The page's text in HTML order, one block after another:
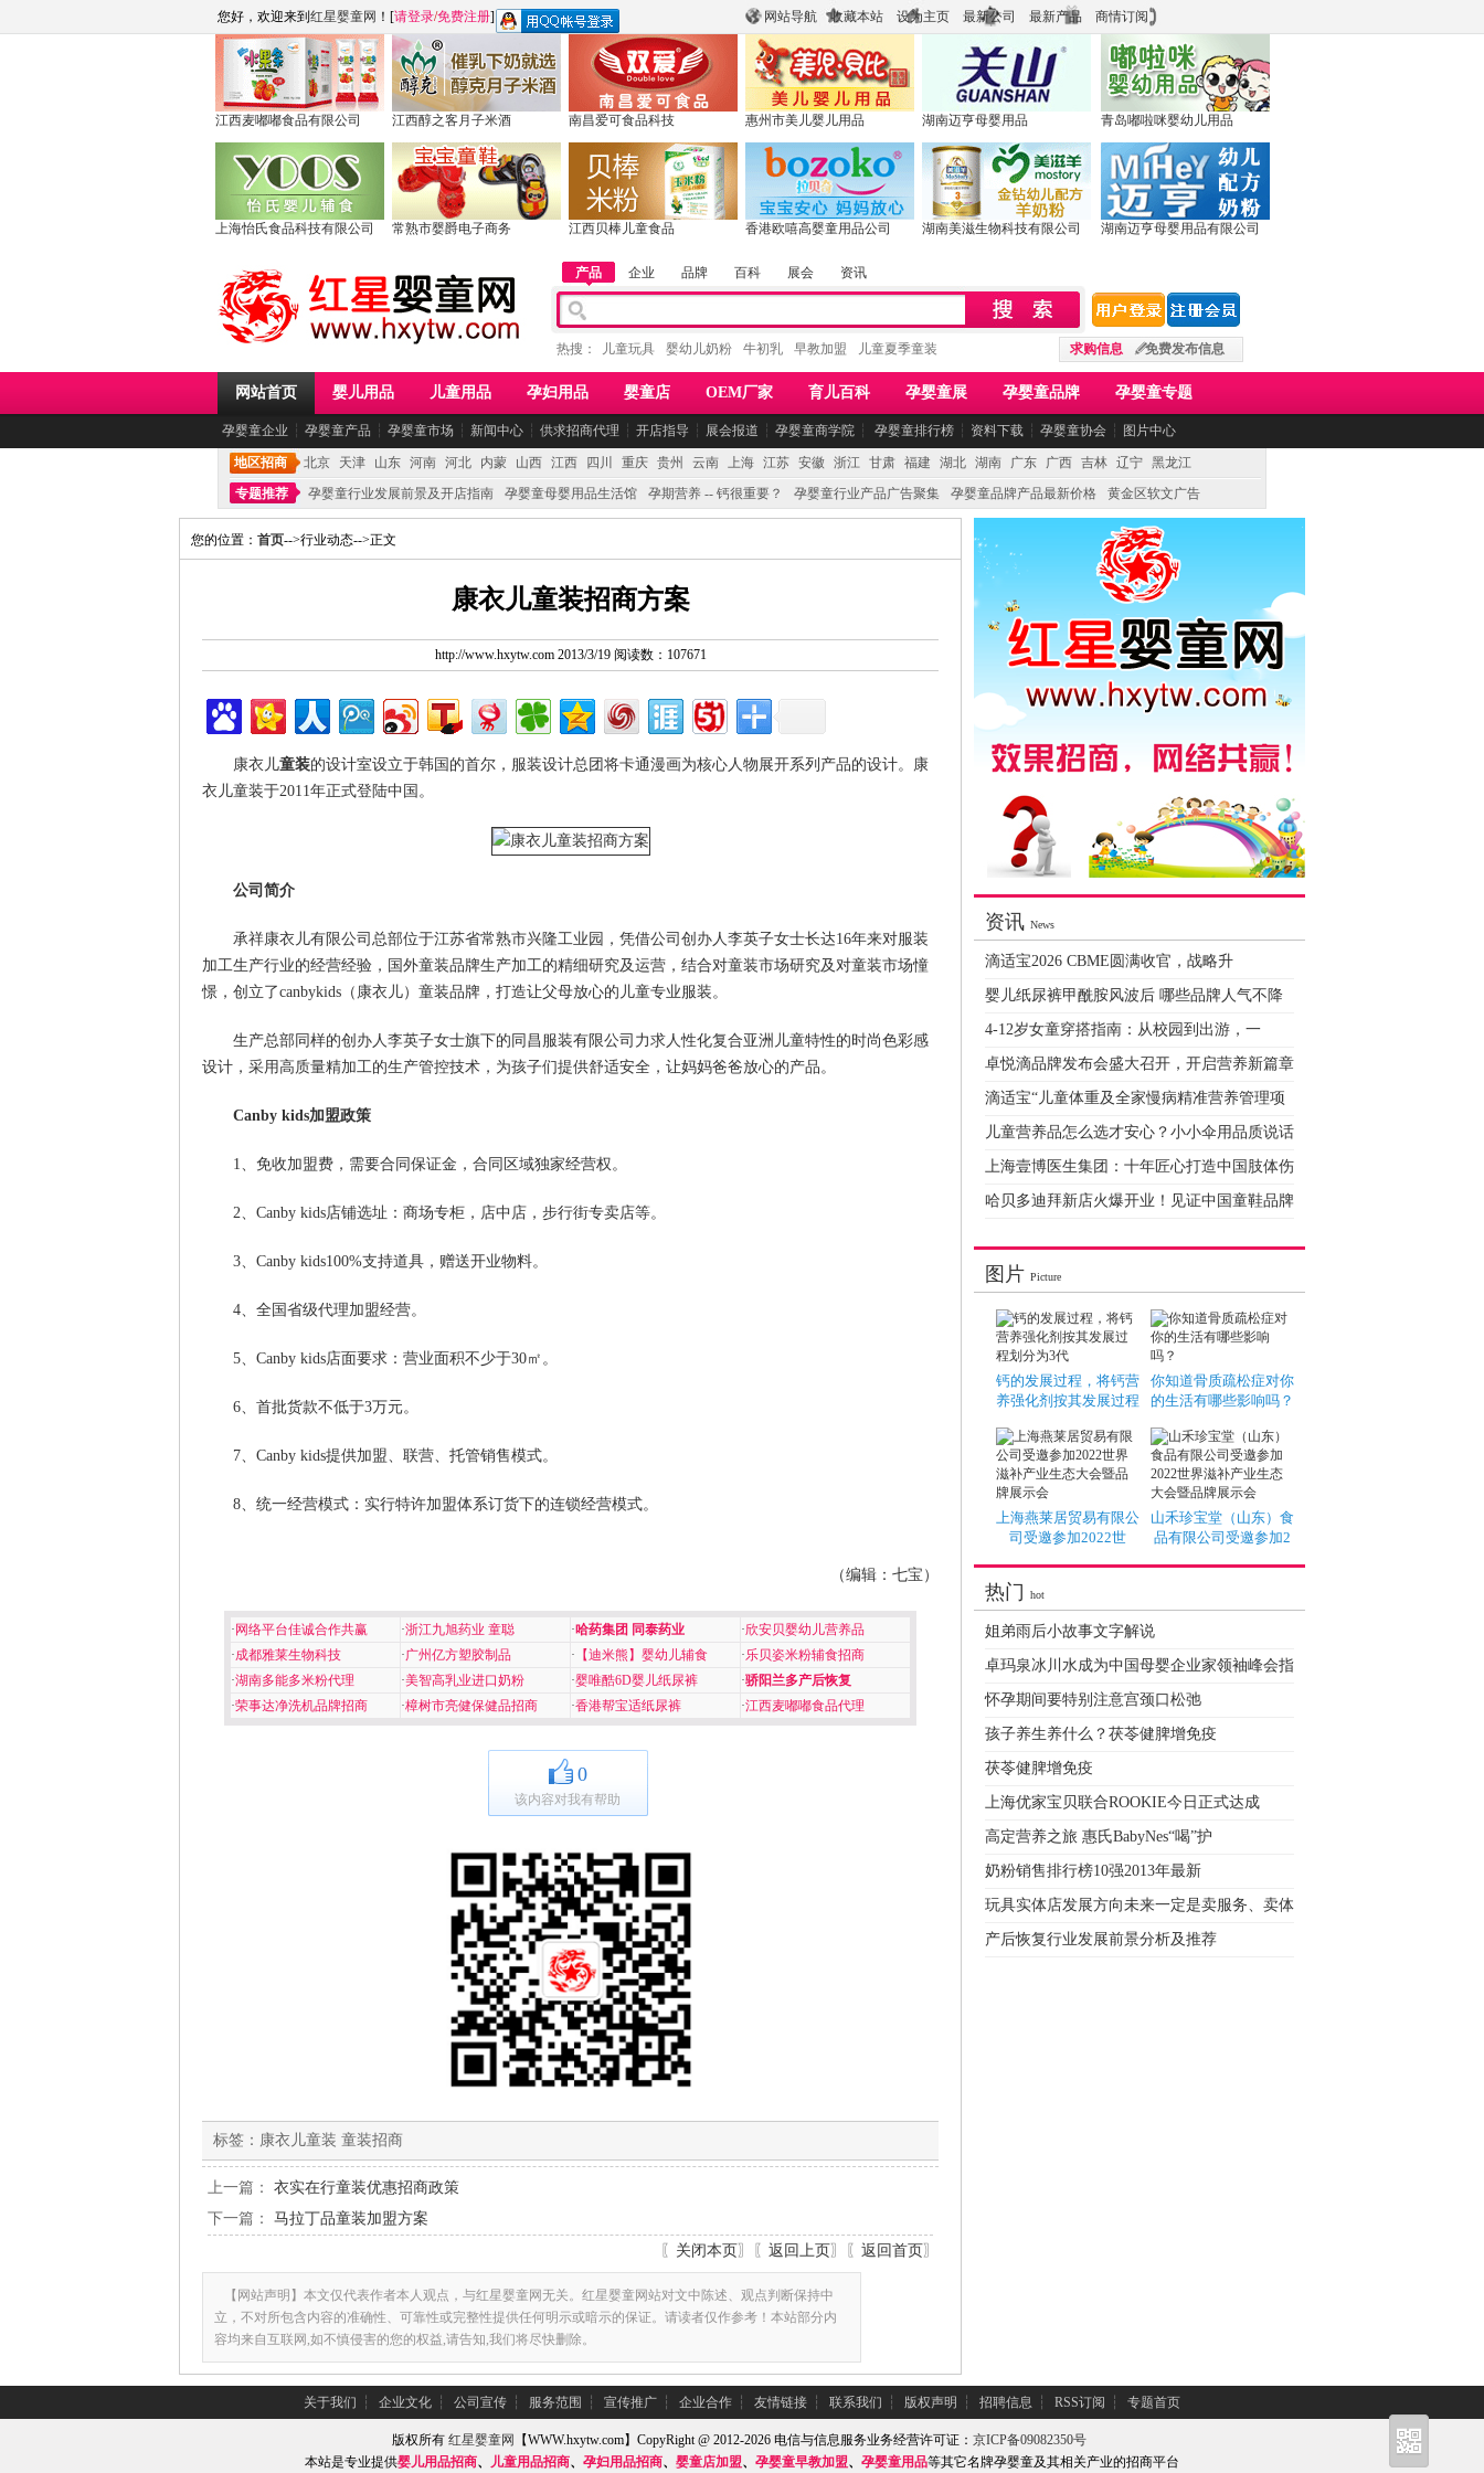
网站导航 收藏本站 设为主页 最新公司 最新产品 商情订阅
您好，欢迎来到 红星婴童网 ！[请登录/免费注册]
江西麦嘟嘟食品有限公司 江西醇之客月子米酒 南昌爱可食品科技 惠州市美儿婴儿用品 湖南迈亨母婴用品 青岛嘟啦咪婴幼儿用品
上海怡氏食品科技有限公司 常熟市婴爵电子商务 江西贝棒儿童食品 香港欧嘻高婴童用品公司 湖南美滋生物科技有限公司 湖南迈亨母婴用品有限公司
产品 企业 品牌 百科 展会 资讯
求购信息 免费发布信息
热搜： 儿童玩具 婴幼儿奶粉 牛初乳 早教加盟 儿童夏季童装
网站首页 婴儿用品 儿童用品 孕妇用品 婴童店 OEM厂家 育儿百科 孕婴童展 孕婴童品牌 孕婴童专题
孕婴童企业 ┆ 孕婴童产品 ┆ 孕婴童市场 ┆ 新闻中心 ┆ 供求招商代理 ┆ 开店指导 ┆ 展会报道 ┆ 孕婴童商学院 ┆ 孕婴童排行榜 ┆ 资料下载 ┆ 孕婴童协会 ┆ 图片中心
地区招商 北京 天津 山东 河南 河北 内蒙 山西 江西 四川 重庆 贵州 云南 上海 江苏 安徽 浙江 甘肃 福建 湖北 湖南 广东 广西 吉林 辽宁 黑龙江
专题推荐
孕婴童行业发展前景及开店指南 孕婴童母婴用品生活馆 孕期营养 -- 钙很重要？ 孕婴童行业产品广告聚集 孕婴童品牌产品最新价格 黄金区软文广告
您的位置： 首页-->行业动态-->正文
康衣儿童装招商方案
http://www.hxytw.com 2013/3/19 阅读数：107671
康衣儿童装的设计室设立于韩国的首尔，服装设计总团将卡通漫画为核心人物展开系列产品的设计。康
衣儿童装于2011年正式登陆中国。
公司简介
承祥康衣儿有限公司总部位于江苏省常熟市兴隆工业园，凭借公司创办人李英子女士长达16年来对服装
加工生产行业的经营经验，国外童装品牌生产加工的精细研究及运营，结合对童装市场研究及对童装市场憧
憬，创立了canbykids（康衣儿）童装品牌，打造让父母放心的儿童专业服装。
生产总部同样的创办人李英子女士旗下的同昌服装有限公司力求人性化复合亚洲儿童特性的时尚色彩感
设计，采用高质量精加工的生产管控技术，为孩子们提供舒适安全，让妈妈爸爸放心的产品。
Canby kids加盟政策
1、免收加盟费，需要合同保证金，合同区域独家经营权。
2、Canby kids店铺选址：商场专柜，店中店，步行街专卖店等。
3、Canby kids100%支持道具，赠送开业物料。
4、全国省级代理加盟经营。
5、Canby kids店面要求：营业面积不少于30㎡。
6、首批货款不低于3万元。
7、Canby kids提供加盟、联营、托管销售模式。
8、统一经营模式：实行特许加盟体系订货下的连锁经营模式。
（编辑：七宝）
· 网络平台佳诚合作共赢 ·浙江九旭药业 童聪 ·哈药集团 同泰药业 ·欣安贝婴幼儿营养品
·成都雅莱生物科技 ·广州亿方塑胶制品 · 【迪米熊】婴幼儿辅食 ·乐贝姿米粉辅食招商
·湖南多能多米粉代理 ·美智高乳业进口奶粉 ·婴唯酷6D婴儿纸尿裤 ·骄阳兰多产后恢复
·荣事达净洗机品牌招商 ·樟树市亮健保健品招商 ·香港帮宝适纸尿裤 ·江西麦嘟嘟食品代理
0
该内容对我有帮助
标签： 康衣儿童装 童装招商
上一篇： 衣实在行童装优惠招商政策
下一篇： 马拉丁品童装加盟方案
〖 关闭本页〗〖 返回上页〗〖 返回首页〗
【网站声明】本文仅代表作者本人观点，与红星婴童网无关。红星婴童网站对文中陈述、观点判断保持中
立，不对所包含内容的准确性、可靠性或完整性提供任何明示或暗示的保证。请读者仅作参考！本站部分内
容均来自互联网,如不慎侵害的您的权益,请告知,我们将尽快删除。
资讯 News
滴适宝2026 CBME圆满收官，战略升
婴儿纸尿裤甲酰胺风波后 哪些品牌人气不降
4-12岁女童穿搭指南：从校园到出游，一
卓悦滴品牌发布会盛大召开，开启营养新篇章
滴适宝“儿童体重及全家慢病精准营养管理项
儿童营养品怎么选才安心？小小伞用品质说话
上海壹博医生集团：十年匠心打造中国肢体伤
哈贝多迪拜新店火爆开业！见证中国童鞋品牌
图片 Picture
钙的发展过程，将钙营
养强化剂按其发展过程
你知道骨质疏松症对你
的生活有哪些影响吗？
上海燕莱居贸易有限公
司受邀参加2022世
山禾珍宝堂（山东）食
品有限公司受邀参加2
热门 hot
姐弟雨后小故事文字解说
卓玛泉冰川水成为中国母婴企业家领袖峰会指
怀孕期间要特别注意宫颈口松弛
孩子养生养什么？茯苓健脾增免疫
茯苓健脾增免疫
上海优家宝贝联合ROOKIE今日正式达成
高定营养之旅 惠氏BabyNes“喝”护
奶粉销售排行榜10强2013年最新
玩具实体店发展方向未来一定是卖服务、卖体
产后恢复行业发展前景分析及推荐
关于我们 ┆ 企业文化 ┆ 公司宣传 ┆ 服务范围 ┆ 宣传推广 ┆ 企业合作 ┆ 友情链接 ┆ 联系我们 ┆ 版权声明 ┆ 招聘信息 ┆ RSS订阅 ┆ 专题首页
版权所有 红星婴童网 【WWW.hxytw.com】CopyRight @ 2012-2026 电信与信息服务业务经营许可证： 京ICP备09082350号
本站是专业提供婴儿用品招商、 儿童用品招商、 孕妇用品招商、 婴童店加盟、 孕婴童早教加盟、 孕婴童用品等其它名牌孕婴童及其相关产业的招商平台